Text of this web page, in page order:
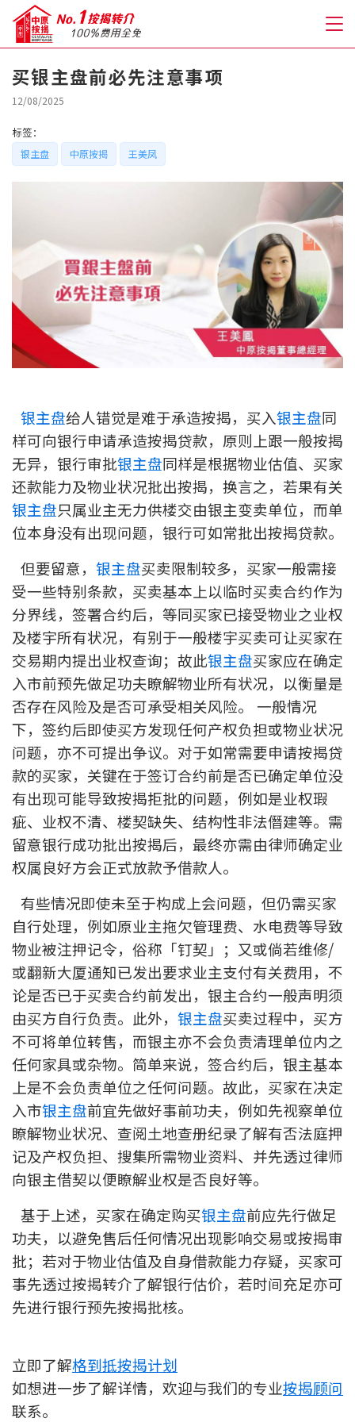
关于我们
格到至抵按揭
免费开户转介服务
私人贷款
优惠礼遇
中原按揭标签优惠
推荐齐齐友赏
按揭工具
按揭计算
转按计算
置业预算
供款年期计算
工商铺按揭计算
印花税计算
免费物业估价
下载中心
按揭全面睇
公司动态
按市新闻
统计数据库
按揭快趣智识
按揭智库
楼按专栏
按揭百科
实时银行资讯
装修·保险优惠
免费装修转介服务
装修设计专栏
火险、家居、宠物保险
保险资讯专栏
买银主盘前必先注意事项
12/08/2025
标签：
银主盘 中原按揭 王美凤
银主盘给人错觉是难于承造按揭，买入银主盘同
样可向银行申请承造按揭贷款，原则上跟一般按揭
无异，银行审批银主盘同样是根据物业估值、买家
还款能力及物业状况批出按揭，换言之，若果有关
银主盘只属业主无力供楼交由银主变卖单位，而单
位本身没有出现问题，银行可如常批出按揭贷款。
但要留意， 银主盘买卖限制较多，买家一般需接
受一些特别条款，买卖基本上以临时买卖合约作为
分界线，签署合约后，等同买家已接受物业之业权
及楼宇所有状况，有别于一般楼宇买卖可让买家在
交易期内提出业权查询；故此银主盘买家应在确定
入市前预先做足功夫瞭解物业所有状况，以衡量是
否存在风险及是否可承受相关风险。 一般情况
下，签约后即使买方发现任何产权负担或物业状况
问题，亦不可提出争议。对于如常需要申请按揭贷
款的买家，关键在于签订合约前是否已确定单位没
有出现可能导致按揭拒批的问题，例如是业权瑕
疵、业权不清、楼契缺失、结构性非法僭建等。需
留意银行成功批出按揭后，最终亦需由律师确定业
权属良好方会正式放款予借款人。
有些情况即使未至于构成上会问题，但仍需买家
自行处理，例如原业主拖欠管理费、水电费等导致
物业被注押记令，俗称「钉契」；又或倘若维修/
或翻新大厦通知已发出要求业主支付有关费用，不
论是否已于买卖合约前发出，银主合约一般声明须
由买方自行负责。此外， 银主盘买卖过程中，买方
不可将单位转售，而银主亦不会负责清理单位内之
任何家具或杂物。简单来说，签合约后，银主基本
上是不会负责单位之任何问题。故此，买家在决定
入市银主盘前宜先做好事前功夫，例如先视察单位
瞭解物业状况、查阅土地查册纪录了解有否法庭押
记及产权负担、搜集所需物业资料、并先透过律师
向银主借契以便瞭解业权是否良好等。
基于上述，买家在确定购买银主盘前应先行做足
功夫，以避免售后任何情况出现影响交易或按揭审
批；若对于物业估值及自身借款能力存疑，买家可
事先透过按揭转介了解银行估价，若时间充足亦可
先进行银行预先按揭批核。
立即了解格到抵按揭计划
如想进一步了解详情，欢迎与我们的专业按揭顾问
联系。